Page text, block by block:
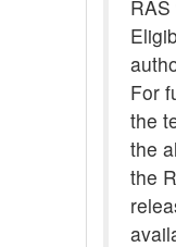
For
the
the
the